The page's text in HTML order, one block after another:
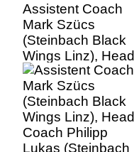
Assistent Coach
Mark Szücs
(Steinbach Black
Wings Linz), Head
Coach Philipp
Lukas (Steinbach
Black Wings Linz)
auf der Spielerbank,
Steinbach Black